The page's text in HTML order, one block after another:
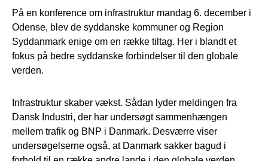
På en konference om infrastruktur mandag 6. december i
Odense, blev de syddanske kommuner og Region
Syddanmark enige om en række tiltag. Her i blandt et
fokus på bedre syddanske forbindelser til den globale
verden.
Infrastruktur skaber vækst. Sådan lyder meldingen fra
Dansk Industri, der har undersøgt sammenhængen
mellem trafik og BNP i Danmark. Desværre viser
undersøgelserne også, at Danmark sakker bagud i